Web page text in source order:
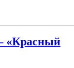
«Красный